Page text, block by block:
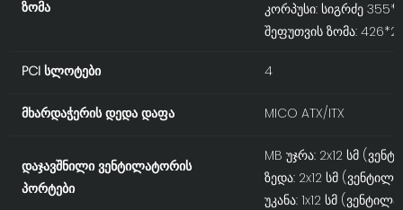
ზომა
კორპუსი: სიგრძე
შეფუთვის ზომა:
PCI სლოტები 4
მხარდაჭერის დედა დაფა MICO ATX/ITX
დაჯავშნილი ვენტილატორის
პორტები
MB უჯრა: 2x12 სმ
ზედა: 2x12 სმ
უკანა: 1x12 სმ